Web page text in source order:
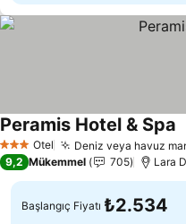
3 YıldızOtel Deniz veya havuz
Peramis Hotel & Spa
9,2 Mükemmel 705 Lara
Başlangıç Fiyatı ₺2.534